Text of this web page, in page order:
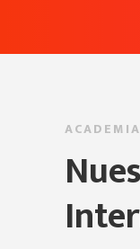
ACADEMIA